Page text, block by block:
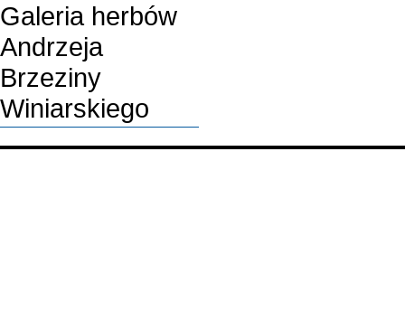
Galeria herbów
Andrzeja
Brzeziny
Winiarskiego